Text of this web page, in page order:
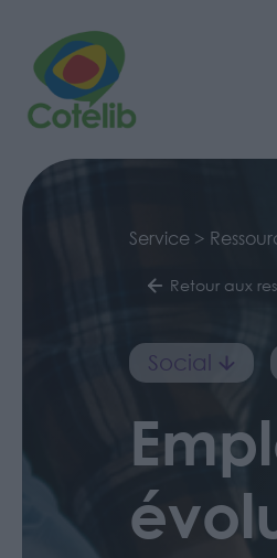
Service >
Retour aux
Social